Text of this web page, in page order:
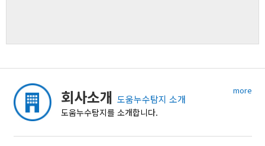
more
회사소개 도움누수탐지 소개
도움누수탐지를 소개합니다.